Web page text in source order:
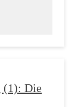
(1): Die